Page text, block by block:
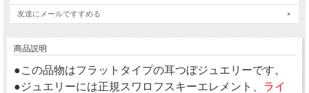
友達にメールですすめる
商品説明
●この品物はフラットタイプの耳つぼジュエリーです。
●ジュエリーには正規スワロフスキーエレメント、 ライ